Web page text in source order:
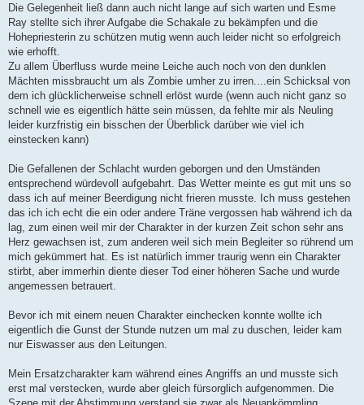
Die Gelegenheit ließ dann auch nicht lange auf sich warten und Esme
Ray stellte sich ihrer Aufgabe die Schakale zu bekämpfen und die
Hohepriesterin zu schützen mutig wenn auch leider nicht so erfolgreich
wie erhofft.
Zu allem Überfluss wurde meine Leiche auch noch von den dunklen
Mächten missbraucht um als Zombie umher zu irren....ein Schicksal von
dem ich glücklicherweise schnell erlöst wurde (wenn auch nicht ganz so
schnell wie es eigentlich hätte sein müssen, da fehlte mir als Neuling
leider kurzfristig ein bisschen der Überblick darüber wie viel ich
einstecken kann)
Die Gefallenen der Schlacht wurden geborgen und den Umständen
entsprechend würdevoll aufgebahrt. Das Wetter meinte es gut mit uns so
dass ich auf meiner Beerdigung nicht frieren musste. Ich muss gestehen
das ich ich echt die ein oder andere Träne vergossen hab während ich da
lag, zum einen weil mir der Charakter in der kurzen Zeit schon sehr ans
Herz gewachsen ist, zum anderen weil sich mein Begleiter so rührend um
mich gekümmert hat. Es ist natürlich immer traurig wenn ein Charakter
stirbt, aber immerhin diente dieser Tod einer höheren Sache und wurde
angemessen betrauert.
Bevor ich mit einem neuen Charakter einchecken konnte wollte ich
eigentlich die Gunst der Stunde nutzen um mal zu duschen, leider kam
nur Eiswasser aus den Leitungen.
Mein Ersatzcharakter kam während eines Angriffs an und musste sich
erst mal verstecken, wurde aber gleich fürsorglich aufgenommen. Die